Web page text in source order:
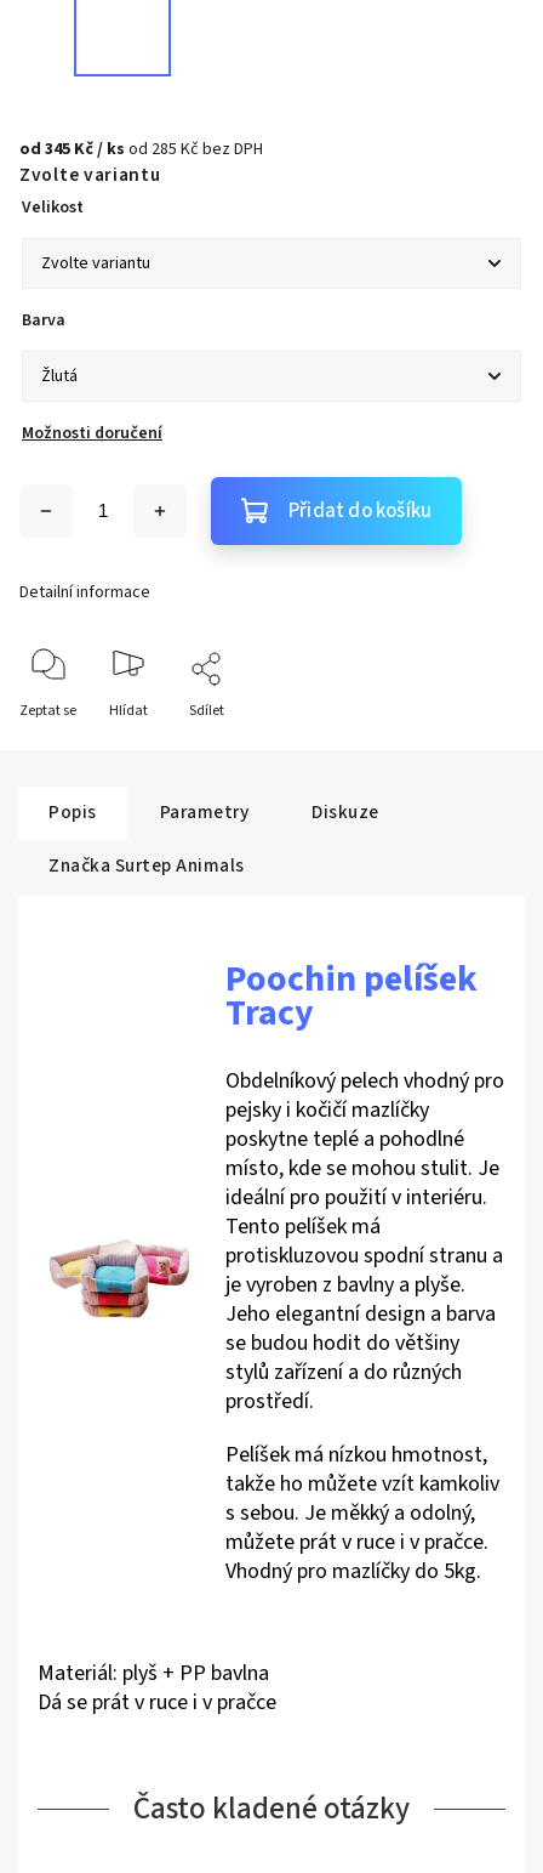
od 345 Kč/ ks od 285 Kčbez DPH
Zvolte variantu
Velikost
Barva
Možnosti doručení
Přidat do košíku
Detailní informace
Zeptat se Hlídat Sdílet
Popis Parametry
Diskuze
Značka Surtep Animals
Poochin pelíšek
Tracy
Obdelníkový pelech vhodný pro
pejsky i kočičí mazlíčky
poskytne teplé a pohodlné
místo, kde se mohou stulit. Je
ideální pro použití v interiéru.
Tento pelíšek má
protiskluzovou spodní stranu a
je vyroben z bavlny a plyše.
Jeho elegantní design a barva
se budou hodit do většiny
stylů zařízení a do různých
prostředí.
Pelíšek má nízkou hmotnost,
takže ho můžete vzít kamkoliv
s sebou. Je měkký a odolný,
můžete prát v ruce i v pračce.
Vhodný pro mazlíčky do 5kg.
Materiál: plyš + PP bavlna
Dá se prát v ruce i v pračce
Často kladené otázky